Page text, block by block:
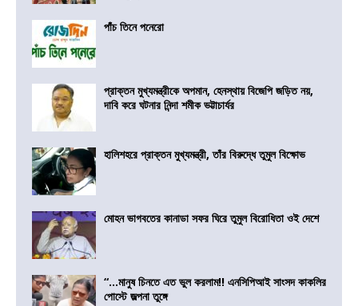
পাঁচ তিনে পনেরো
প্রাক্তন মুখ্যমন্ত্রীকে অপমান, হেনস্থায় বিজেপি জড়িত নয়,
দাবি করে ঘটনার নিন্দা শমীক ভট্টাচার্যর
হালিশহরে প্রাক্তন মুখ্যমন্ত্রী, তাঁর বিরুদ্ধে তুমুল বিক্ষোভ
মোহন ভাগবতের কানাডা সফর ঘিরে তুমুল বিরোধিতা ওই দেশে
“…মানুষ চিনতে এত ভুল করলাম!! এনসিপিআই সাংসদ কাকলির
পোস্টে জল্পনা তুঙ্গে